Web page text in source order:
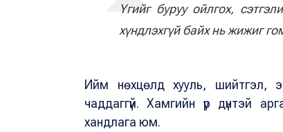
Үгийг буруу ойлгох,
хүндлэхгүй байх нь жижиг
Ийм нөхцөлд хууль, шийтгэл,
чаддаггүй. Хамгийн үр дүнтэй
хандлага юм.